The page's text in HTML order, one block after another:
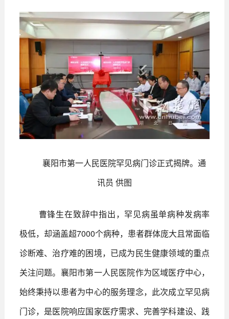
襄阳市第一人民医院罕见病门诊正式揭牌。通
讯员 供图
曹锋生在致辞中指出，罕见病虽单病种发病率
极低，却涵盖超7000个病种，患者群体庞大且常面临
诊断难、治疗难的困境，已成为民生健康领域的重点
关注问题。襄阳市第一人民医院作为区域医疗中心，
始终秉持以患者为中心的服务理念，此次成立罕见病
门诊，是医院响应国家医疗需求、完善学科建设、践